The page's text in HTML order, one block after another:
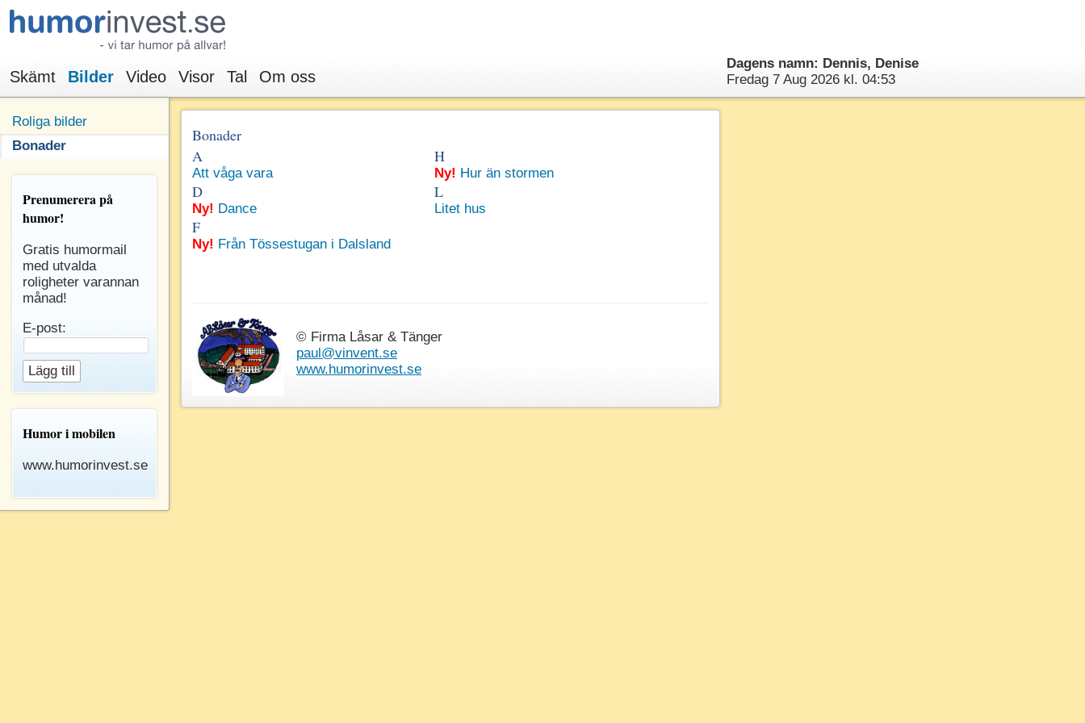
Dagens namn: Dennis, Denise
Fredag 7 Aug 2026 kl. 04:53
Skämt Bilder Video Visor Tal Om oss
Roliga bilder
Bonader
Prenumererapå
humor!
Gratis humormail
med utvalda
roligheter varannan
månad!
E-post:
Humor i mobilen
www.humorinvest.se
Bonader
A
Att våga vara
D
Ny! Dance
F
Ny! Från Tössestugan i Dalsland
H
Ny! Hur än stormen
L
Litet hus
© Firma Låsar & Tänger
paul@vinvent.se
www.humorinvest.se